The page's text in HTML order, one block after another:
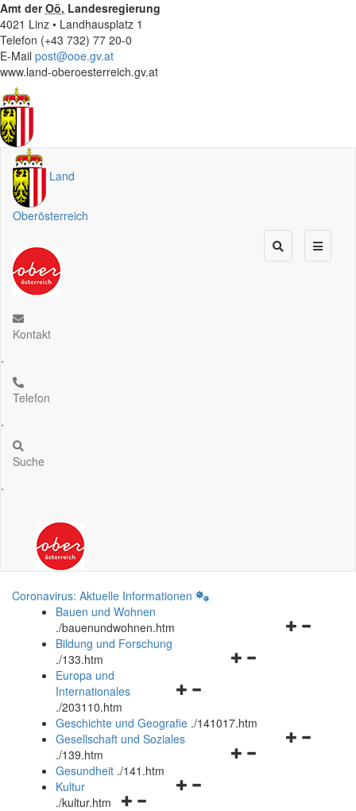
Amt derOö. Landesregierung
4021 Linz • Landhausplatz 1
Telefon (+43 732) 77 20-0
E-Mail post@ooe.gv.at
www.land-oberoesterreich.gv.at
Land
Oberösterreich
Kontakt
.
Telefon
.
Suche
.
Coronavirus: Aktuelle Informationen
Bauen und Wohnen
./bauenundwohnen.htm
Navigationsmenü
Bildung und Forschung
./133.htm
Navigationsmenü
und
schließen
Europa und
Internationales
./203110.htm
Geschichte und Geografie ./141017.htm
Navigationsmenü
Gesellschaft und Soziales
./139.htm
Navigationsmenü
Gesundheit ./141.htm
Navigationsmenü
Kultur
./kultur.htm